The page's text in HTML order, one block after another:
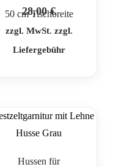
50 cm Tischbreite
28,00€
zzgl. MwSt. zzgl.
Liefergebühr
Hussen für